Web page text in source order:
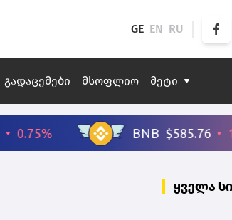
GE EN RU
გადაცემები მსოფლიო მეტი
ყველა